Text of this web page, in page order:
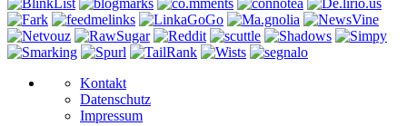
Kontakt
Datenschutz
Impressum